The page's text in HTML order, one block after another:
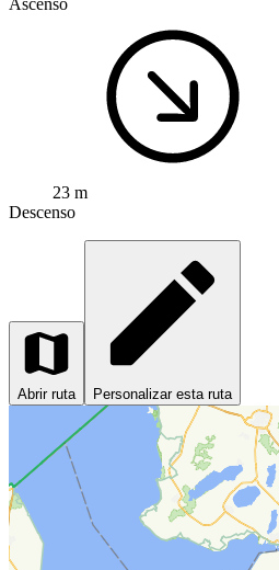
23 m
Descenso
Abrir ruta Personalizar esta ruta